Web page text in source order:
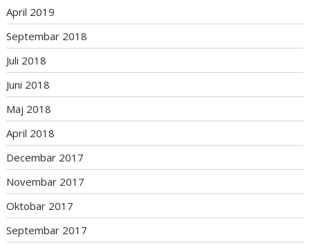
April 2019
Septembar 2018
Juli 2018
Juni 2018
Maj 2018
April 2018
Decembar 2017
Novembar 2017
Oktobar 2017
Septembar 2017